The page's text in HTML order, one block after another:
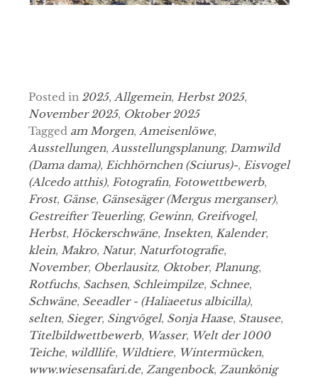
Posted in 2025, Allgemein, Herbst 2025,
November 2025, Oktober 2025
Tagged am Morgen, Ameisenlöwe,
Ausstellungen, Ausstellungsplanung, Damwild
(Dama dama), Eichhörnchen (Sciurus)-, Eisvogel
(Alcedo atthis), Fotografin, Fotowettbewerb,
Frost, Gänse, Gänsesäger (Mergus merganser),
Gestreifter Teuerling, Gewinn, Greifvogel,
Herbst, Höckerschwäne, Insekten, Kalender,
klein, Makro, Natur, Naturfotografie,
November, Oberlausitz, Oktober, Planung,
Rotfuchs, Sachsen, Schleimpilze, Schnee,
Schwäne, Seeadler - (Haliaeetus albicilla),
selten, Sieger, Singvögel, Sonja Haase, Stausee,
Titelbildwettbewerb, Wasser, Welt der 1000
Teiche, wildllife, Wildtiere, Wintermücken,
www.wiesensafari.de, Zangenbock, Zaunkönig